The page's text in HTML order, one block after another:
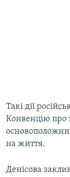
Такі дії
Конвенцію про
на життя.
Денісова